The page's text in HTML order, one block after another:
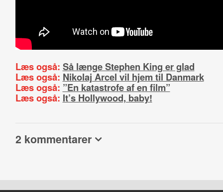
Læs også: Så længe Stephen King er glad
Læs også: Nikolaj Arcel vil hjem til Danmark
Læs også: ”En katastrofe af en film”
Læs også: It’s Hollywood, baby!
2 kommentarer